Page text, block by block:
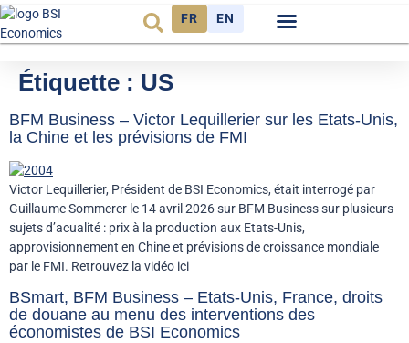
FR EN
Étiquette : US
BFM Business – Victor Lequillerier sur les Etats-Unis,
la Chine et les prévisions de FMI
Victor Lequillerier, Président de BSI Economics, était interrogé par
Guillaume Sommerer le 14 avril 2026 sur BFM Business sur plusieurs
sujets d’acualité : prix à la production aux Etats-Unis,
approvisionnement en Chine et prévisions de croissance mondiale
par le FMI. Retrouvez la vidéo ici
BSmart, BFM Business – Etats-Unis, France, droits
de douane au menu des interventions des
économistes de BSI Economics